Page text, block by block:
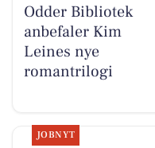
Odder Bibliotek
anbefaler Kim
Leines nye
romantrilogi
JOBNYT